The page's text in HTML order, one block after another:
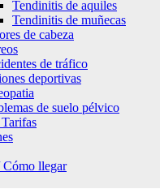
Tendinitis de aquiles
Tendinitis de muñecas
de cabeza
de tráfico
deportivas
de suelo pélvico
Cómo llegar